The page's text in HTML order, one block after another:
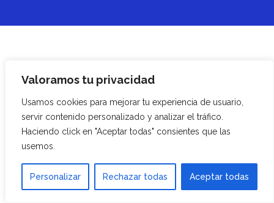
Valoramos tu privacidad
Usamos cookies para mejorar tu experiencia de usuario,
servir contenido personalizado y analizar el tráfico.
Haciendo click en "Aceptar todas" consientes que las
usemos.
Personalizar Rechazar todas Aceptar todas